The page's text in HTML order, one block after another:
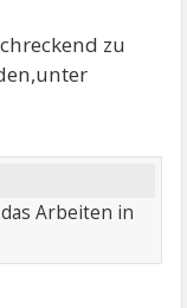
zu
Arbeiten in